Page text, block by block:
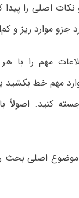
نکات اصلی را
موارد ریز و
مهم را با
مهم خط بکشید
کنید. اصولاً
اصلی بحث